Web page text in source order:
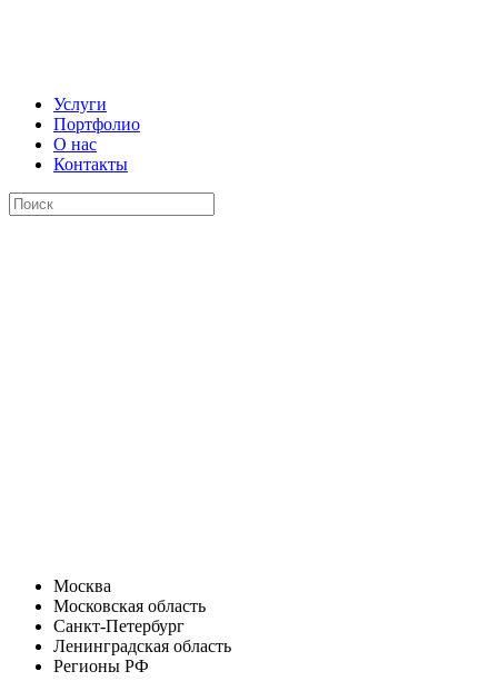
Услуги
Портфолио
О нас
Контакты
Москва
Московская область
Санкт-Петербург
Ленинградская область
Регионы РФ